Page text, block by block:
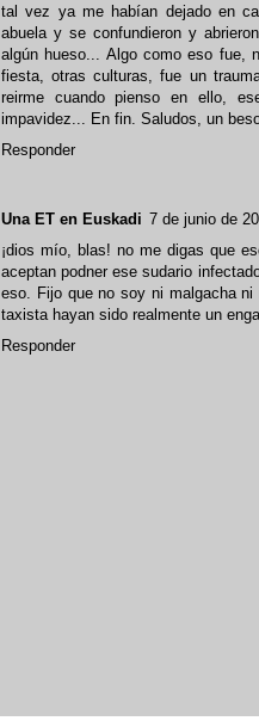
tal vez ya me habían dejado en
abuela y se confundieron y
algún hueso... Algo como eso fue,
fiesta, otras culturas, fue un
reirme cuando pienso en ello,
impavidez... En fin. Saludos, un
Responder
Una ET en Euskadi 7 de junio de
¡dios mío, blas! no me digas que
aceptan podner ese sudario
eso. Fijo que no soy ni malgacha ni
taxista hayan sido realmente un
Responder